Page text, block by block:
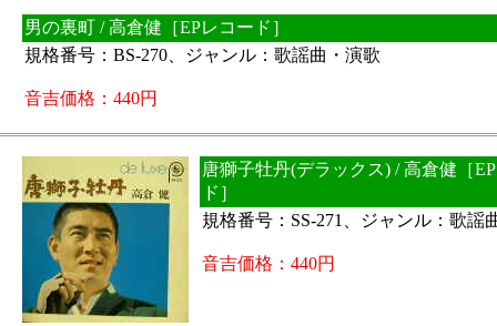
男の裏町 / 高倉健［EPレコード］
規格番号：BS-270、ジャンル：歌謡曲・演歌
音吉価格：440円
唐獅子牡丹(デラックス) / 高倉健［
ド］
規格番号：SS-271、ジャンル：歌謡
音吉価格：440円